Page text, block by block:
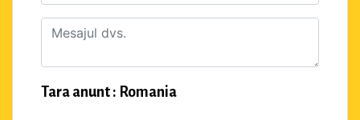
Tara anunt : Romania